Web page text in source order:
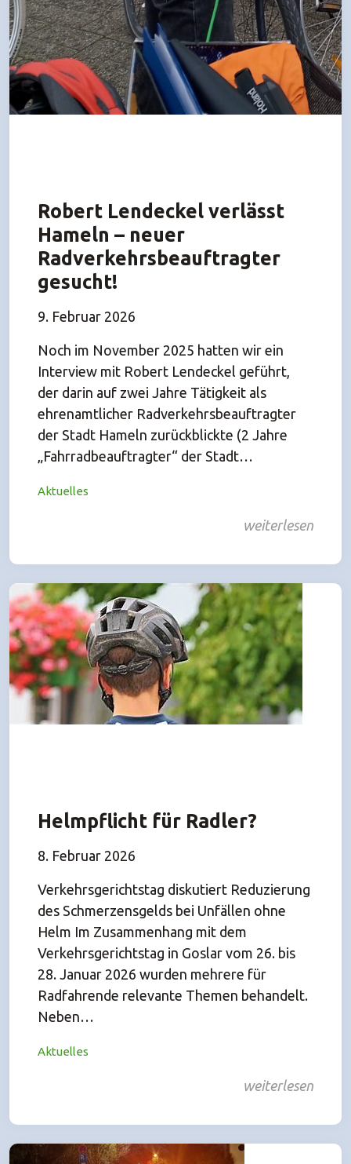
Robert Lendeckel verlässt
Hameln – neuer
Radverkehrsbeauftragter
gesucht!
9. Februar 2026
Noch im November 2025 hatten wir ein
Interview mit Robert Lendeckel geführt,
der darin auf zwei Jahre Tätigkeit als
ehrenamtlicher Radverkehrsbeauftragter
der Stadt Hameln zurückblickte (2 Jahre
„Fahrradbeauftragter“ der Stadt…
Aktuelles
weiterlesen
Helmpflicht für Radler?
8. Februar 2026
Verkehrsgerichtstag diskutiert Reduzierung
des Schmerzensgelds bei Unfällen ohne
Helm Im Zusammenhang mit dem
Verkehrsgerichtstag in Goslar vom 26. bis
28. Januar 2026 wurden mehrere für
Radfahrende relevante Themen behandelt.
Neben…
Aktuelles
weiterlesen